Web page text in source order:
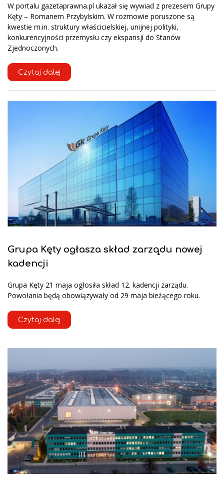
W portalu gazetaprawna.pl ukazał się wywiad z prezesem Grupy
Kęty – Romanem Przybylskim. W rozmowie poruszone są
kwestie m.in. struktury właścicielskiej, unijnej polityki,
konkurencyjności przemysłu czy ekspansji do Stanów
Zjednoczonych.
Czytaj dalej
Grupa Kęty ogłasza skład zarządu nowej
kadencji
Grupa Kęty 21 maja ogłosiła skład 12. kadencji zarządu.
Powołania będą obowiązywały od 29 maja bieżącego roku.
Czytaj dalej